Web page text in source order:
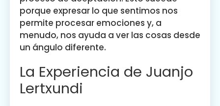
porque expresar lo que sentimos nos
permite procesar emociones y, a
menudo, nos ayuda a ver las cosas desde
un ángulo diferente.
La Experiencia de Juanjo
Lertxundi